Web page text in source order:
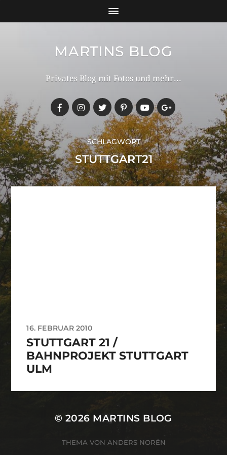
MARTINS BLOG
Privates Blog mit Fotos und mehr...
SCHLAGWORT
STUTTGART21
16. FEBRUAR 2010
STUTTGART 21 /
BAHNPROJEKT STUTTGART
ULM
© 2026 MARTINS BLOG
THEMA VON ANDERS NORÉN